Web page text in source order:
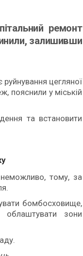
ремонт
залишивши
цегляної
пояснили у міській
та встановити
тому, за
бомбосховище,
облаштувати зони